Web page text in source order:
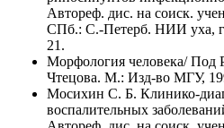
Автореф. дис. на соиск.
СПб.: С.-Петерб. НИИ уха,
21.
Морфология человека/
Чтецова. М.: Изд-во МГУ,
Мосихин С. Б. Клинико-
воспалительных